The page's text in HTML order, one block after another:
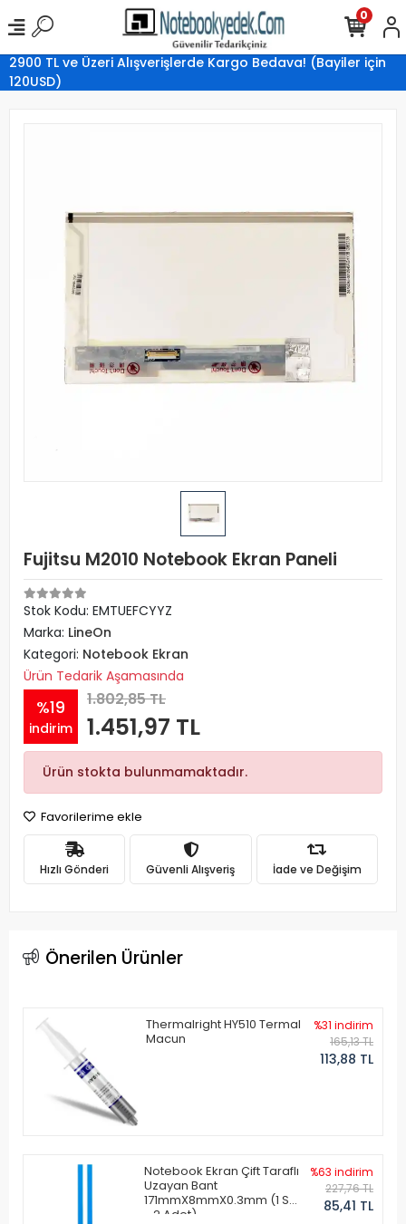
2900 TL ve Üzeri Alışverişlerde Kargo Bedava! (Bayiler için
120USD)
0
Fujitsu M2010 Notebook Ekran Paneli
Stok Kodu: EMTUEFCYYZ
Marka: LineOn
Kategori: Notebook Ekran
Ürün Tedarik Aşamasında
%19
indirim
1.802,85 TL
1.451,97 TL
Ürün stokta bulunmamaktadır.
Favorilerime ekle
Hızlı Gönderi Güvenli Alışveriş İade ve Değişim
Önerilen Ürünler
Thermalright HY510 Termal
Macun
%31 indirim
165,13 TL
113,88 TL
Notebook Ekran Çift Taraflı
Uzayan Bant
171mmX8mmX0.3mm (1 Set
- 2 Adet)
%63 indirim
227,76 TL
85,41 TL